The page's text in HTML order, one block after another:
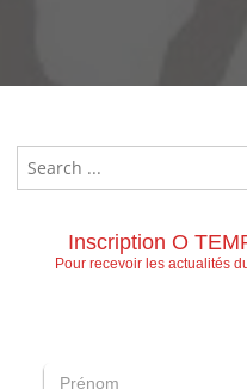
Inscription O
Pour recevoir les actualités